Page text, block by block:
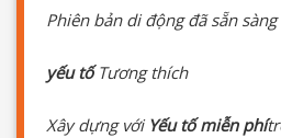
Phiên bản di động đã sẵn
yếu tốTương thích
Xây dựng với Yếu tố miễn phí